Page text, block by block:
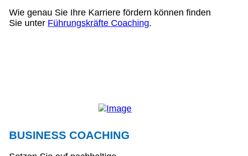
Wie genau Sie Ihre Karriere fördern können finden
Sie unter Führungskräfte Coaching.
BUSINESS COACHING